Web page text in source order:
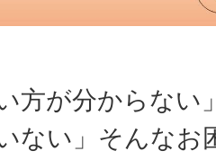
方が分からな
ない」そんなお